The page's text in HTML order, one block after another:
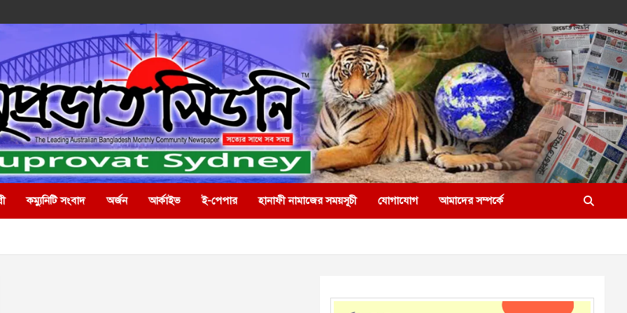
কম্যুনিটি সংবাদ অর্জন আর্কাইভ ই-পেপার হানাফী নামাজের সময়সূচী যোগাযোগ আমাদের সম্পর্কে